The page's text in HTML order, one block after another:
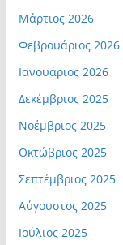
Μάρτιος 2026
Φεβρουάριος 2026
Ιανουάριος 2026
Δεκέμβριος 2025
Νοέμβριος 2025
Οκτώβριος 2025
Σεπτέμβριος 2025
Αύγουστος 2025
Ιούλιος 2025